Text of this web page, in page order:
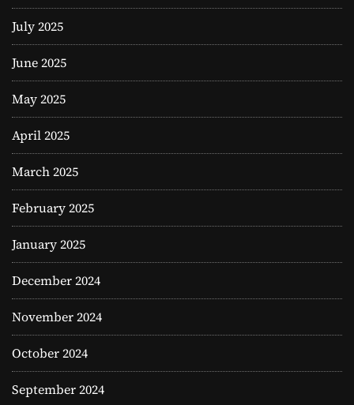
July 2025
June 2025
May 2025
April 2025
March 2025
February 2025
January 2025
December 2024
November 2024
October 2024
September 2024